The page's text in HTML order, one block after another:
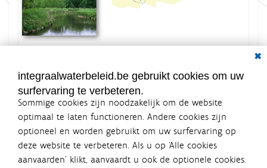
k
v
o
r
d
v
o
integraalwaterbeleid.be gebruikt cookies om uw
surfervaring te verbeteren.
Sommige cookies zijn noodzakelijk om de website
optimaal te laten functioneren. Andere cookies zijn
optioneel en worden gebruikt om uw surfervaring op
deze website te verbeteren. Als u op ‘Alle cookies
aanvaarden’ klikt, aanvaardt u ook de optionele cookies.
Integraalwaterbeleid.be is een
officiële website van de Vlaamse